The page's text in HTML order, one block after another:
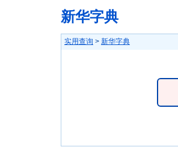
新华字典
实用查询 > 新华字典